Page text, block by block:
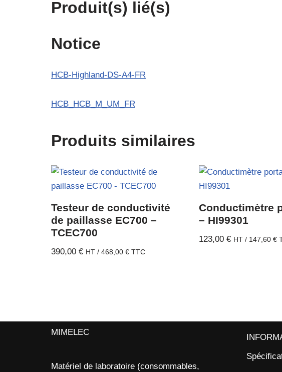
Produit(s) lié(s)
Notice
HCB-Highland-DS-A4-FR
HCB_HCB_M_UM_FR
Produits similaires
Testeur de conductivité
de paillasse EC700 –
TCEC700
390,00 € HT / 468,00 € TTC
Conductimètre
– HI99301
123,00 € HT / 147,60 €
MIMELEC
Matériel de laboratoire (consommables,